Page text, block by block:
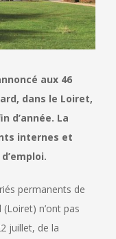
aux 46
dans le Loiret,
d’année. La
internes et
permanents de
(Loiret) n’ont pas
juillet, de la